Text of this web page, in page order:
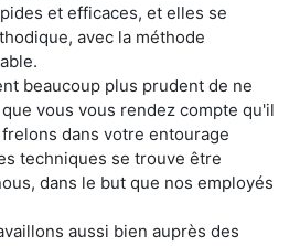
et efficaces, et elles se
avec la méthode
beaucoup plus prudent de ne
vous vous rendez compte qu'il
dans votre entourage
techniques se trouve être
dans le but que nos employés
aussi bien auprès des